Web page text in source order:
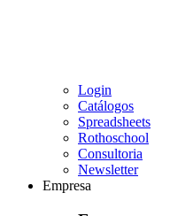
Login
Catálogos
Spreadsheets
Rothoschool
Consultoria
Newsletter
Empresa